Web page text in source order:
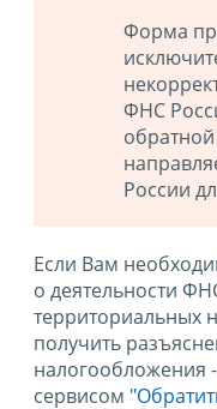
Форма
ФНС
России
Если Вам
о деятельности
территориальных
получить
налогообложения
сервисом